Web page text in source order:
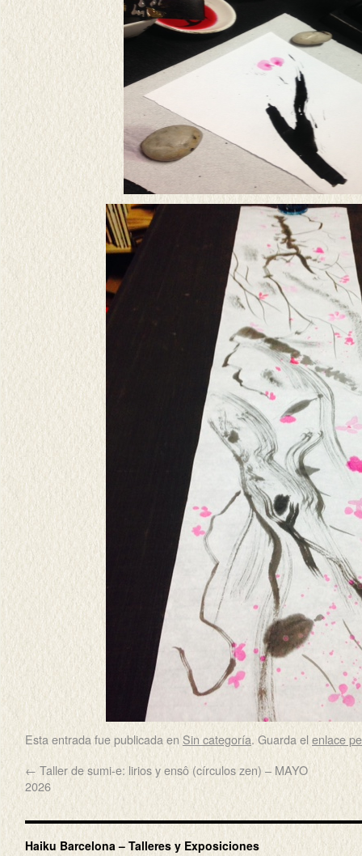
Esta entrada fue publicada en Sin categoría. Guarda el enlace
← Taller de sumi-e: lirios y ensô (círculos zen) – MAYO
2026
Haiku Barcelona – Talleres y Exposiciones